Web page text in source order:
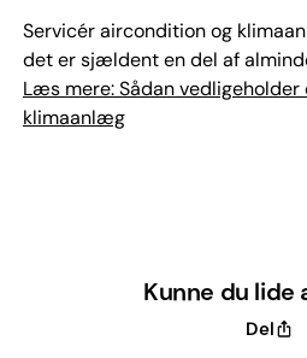
Servicér aircondition og
det er sjældent en del af
Læs mere: Sådan
klimaanlæg
Kunne du lide
Del